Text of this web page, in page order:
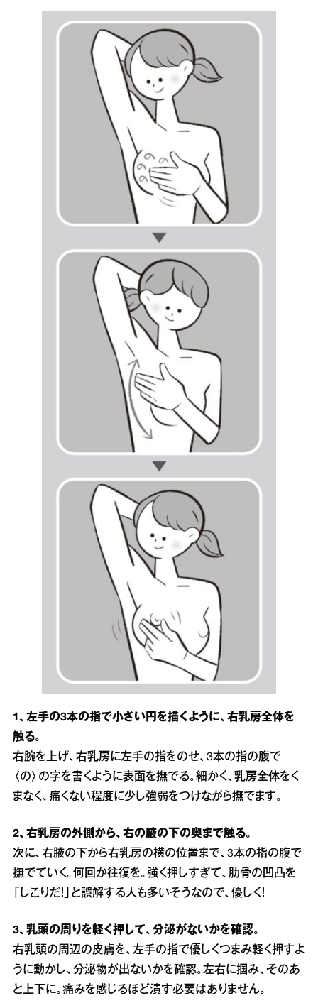
1、左手の3本の指で小さい円を描くように、右乳房全体を
触る。
右腕を上げ、右乳房に左手の指をのせ、3本の指の腹で
〈の〉の字を書くように表面を撫でる。細かく、乳房全体をく
まなく、痛くない程度に少し強弱をつけながら撫でます。
2、右乳房の外側から、右の腋の下の奥まで触る。
次に、右腋の下から右乳房の横の位置まで、3本の指の腹で
撫でていく。何回か往復を。強く押しすぎて、肋骨の凹凸を
「しこりだ！」と誤解する人も多いそうなので、優しく！
3、乳頭の周りを軽く押して、分泌がないかを確認。
右乳頭の周辺の皮膚を、左手の指で優しくつまみ軽く押すよ
うに動かし、分泌物が出ないかを確認。左右に掴み、そのあ
と上下に。痛みを感じるほど潰す必要はありません。